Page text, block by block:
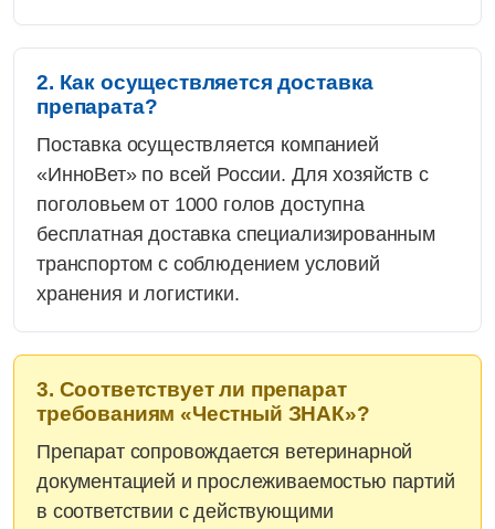
2. Как осуществляется доставка
препарата?
Поставка осуществляется компанией
«ИнноВет» по всей России. Для хозяйств с
поголовьем от 1000 голов доступна
бесплатная доставка специализированным
транспортом с соблюдением условий
хранения и логистики.
3. Соответствует ли препарат
требованиям «Честный ЗНАК»?
Препарат сопровождается ветеринарной
документацией и прослеживаемостью партий
в соответствии с действующими